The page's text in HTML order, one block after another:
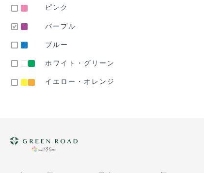
ピンク
パープル
ブルー
ホワイト・グリーン
イエロー・オレンジ